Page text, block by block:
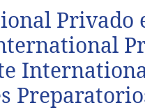
Privado